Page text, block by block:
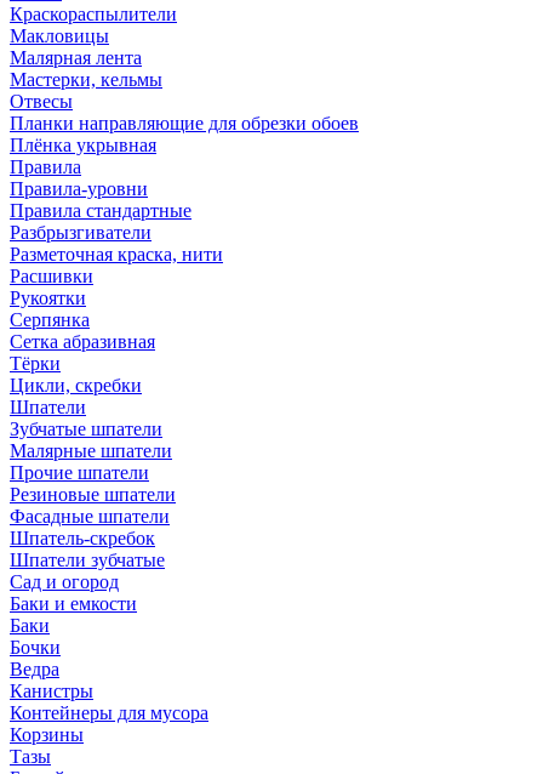
Краскораспылители
Макловицы
Малярная лента
Мастерки, кельмы
Отвесы
Планки направляющие для обрезки обоев
Плёнка укрывная
Правила
Правила-уровни
Правила стандартные
Разбрызгиватели
Разметочная краска, нити
Расшивки
Рукоятки
Серпянка
Сетка абразивная
Тёрки
Цикли, скребки
Шпатели
Зубчатые шпатели
Малярные шпатели
Прочие шпатели
Резиновые шпатели
Фасадные шпатели
Шпатель-скребок
Шпатели зубчатые
Сад и огород
Баки и емкости
Баки
Бочки
Ведра
Канистры
Контейнеры для мусора
Корзины
Тазы